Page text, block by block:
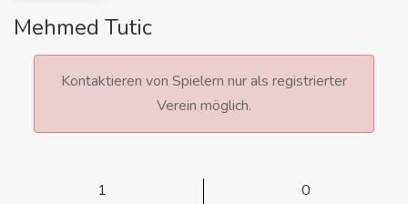
Mehmed Tutic
Kontaktieren von Spielern nur als registrierter
Verein möglich.
1
0